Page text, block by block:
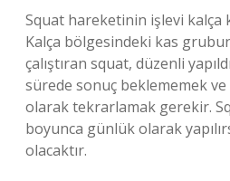
Squat hareketinin işlevi kalça
Kalça bölgesindeki kas
çalıştıran squat, düzenli
sürede sonuç beklememek
olarak tekrarlamak gerekir.
boyunca günlük olarak
olacaktır.